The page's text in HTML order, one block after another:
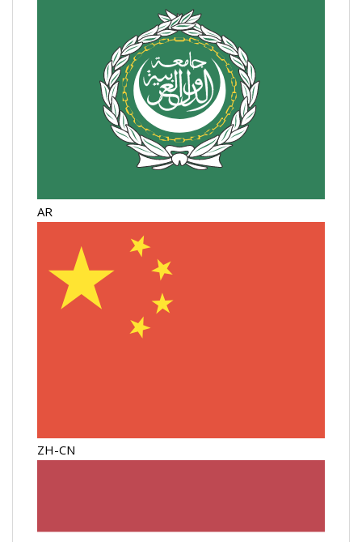
AR
ZH-CN